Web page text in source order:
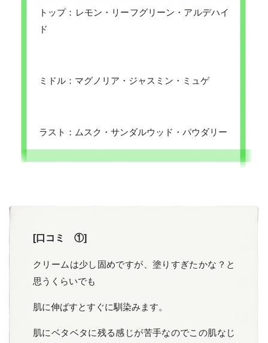
トップ：レモン・リーフグリーン・アルデハイ
ド
ミドル：マグノリア・ジャスミン・ミュゲ
ラスト：ムスク・サンダルウッド・パウダリー
[口コミ ①]
クリームは少し固めですが、塗りすぎたかな？と
思うくらいでも
肌に伸ばすとすぐに馴染みます。
肌にベタベタに残る感じが苦手なのでこの肌なじ